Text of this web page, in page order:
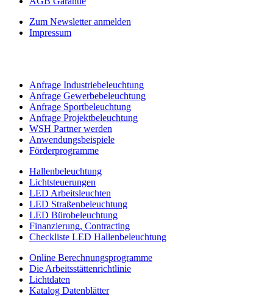
Zum Newsletter anmelden
Impressum
Anfrage Industriebeleuchtung
Anfrage Gewerbebeleuchtung
Anfrage Sportbeleuchtung
Anfrage Projektbeleuchtung
WSH Partner werden
Anwendungsbeispiele
Förderprogramme
Hallenbeleuchtung
Lichtsteuerungen
LED Arbeitsleuchten
LED Straßenbeleuchtung
LED Bürobeleuchtung
Finanzierung, Contracting
Checkliste LED Hallenbeleuchtung
Online Berechnungsprogramme
Die Arbeitsstättenrichtlinie
Lichtdaten
Katalog Datenblätter